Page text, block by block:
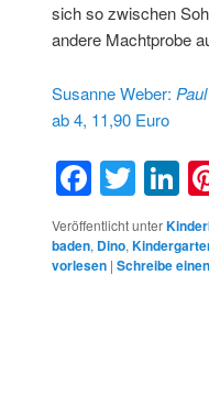
sich so zwischen
andere Machtprobe
Susanne Weber:
ab 4, 11,90 Euro
Veröffentlicht unter
baden, Dino,
vorlesen | Schreibe